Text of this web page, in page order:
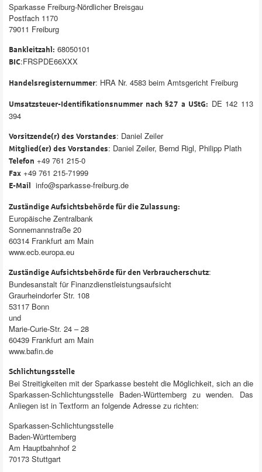
Sparkasse Freiburg-Nördlicher Breisgau
Postfach 1170
79011 Freiburg
Bankleitzahl: 68050101
BIC:FRSPDE66XXX
Handelsregisternummer: HRA Nr. 4583 beim Amtsgericht Freiburg
Umsatzsteuer-Identifikationsnummer nach §27 a UStG: DE 142 113
394
Vorsitzende(r) des Vorstandes: Daniel Zeiler
Mitglied(er) des Vorstandes: Daniel Zeiler, Bernd Rigl, Philipp Plath
Telefon +49 761 215-0
Fax +49 761 215-71999
E-Mail info@sparkasse-freiburg.de
Zuständige Aufsichtsbehörde für die Zulassung:
Europäische Zentralbank
Sonnemannstraße 20
60314 Frankfurt am Main
www.ecb.europa.eu
Zuständige Aufsichtsbehörde für den Verbraucherschutz:
Bundesanstalt für Finanzdienstleistungsaufsicht
Graurheindorfer Str. 108
53117 Bonn
und
Marie-Curie-Str. 24 – 28
60439 Frankfurt am Main
www.bafin.de
Schlichtungsstelle
Bei Streitigkeiten mit der Sparkasse besteht die Möglichkeit, sich an die
Sparkassen-Schlichtungsstelle Baden-Württemberg zu wenden. Das
Anliegen ist in Textform an folgende Adresse zu richten:
Sparkassen-Schlichtungsstelle
Baden-Württemberg
Am Hauptbahnhof 2
70173 Stuttgart